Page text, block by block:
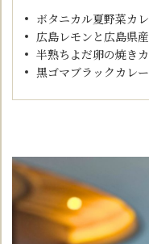
ボタニカル夏野菜カ
広島レモンと広島県
半熟ちよだ卵の焼き
黒ゴマブラックカレ